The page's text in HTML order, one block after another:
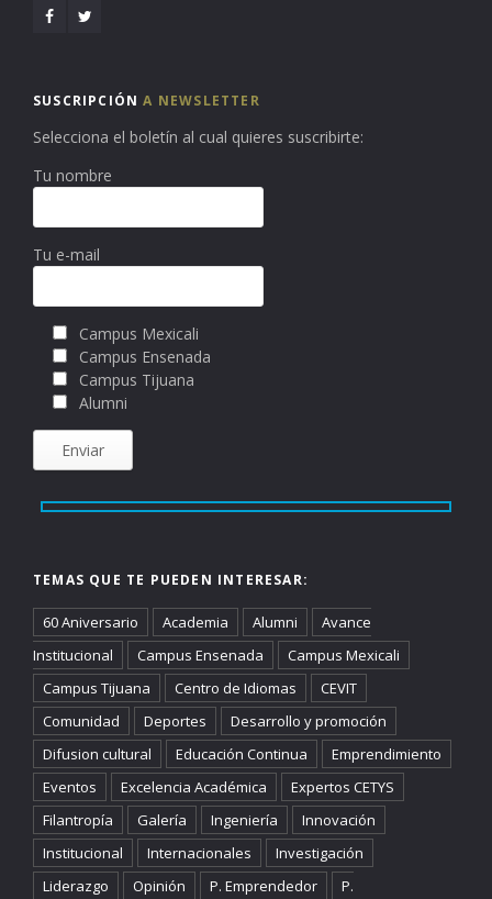
SUSCRIPCIÓNA NEWSLETTER
Selecciona el boletín al cual quieres suscribirte:
Tu nombre
Tu e-mail
Campus Mexicali
Campus Ensenada
Campus Tijuana
Alumni
TEMAS QUE TE PUEDEN INTERESAR:
60 Aniversario Academia Alumni
Avance
Institucional
Campus Ensenada
Campus Mexicali
Campus Tijuana
Centro de Idiomas
CEVIT
Comunidad
Deportes
Desarrollo y promoción
Difusion cultural
Educación Continua
Emprendimiento
Eventos
Excelencia Académica
Expertos CETYS
Filantropía
Galería Ingeniería
Innovación
Institucional
Internacionales
Investigación
Liderazgo
Opinión P. Emprendedor P.